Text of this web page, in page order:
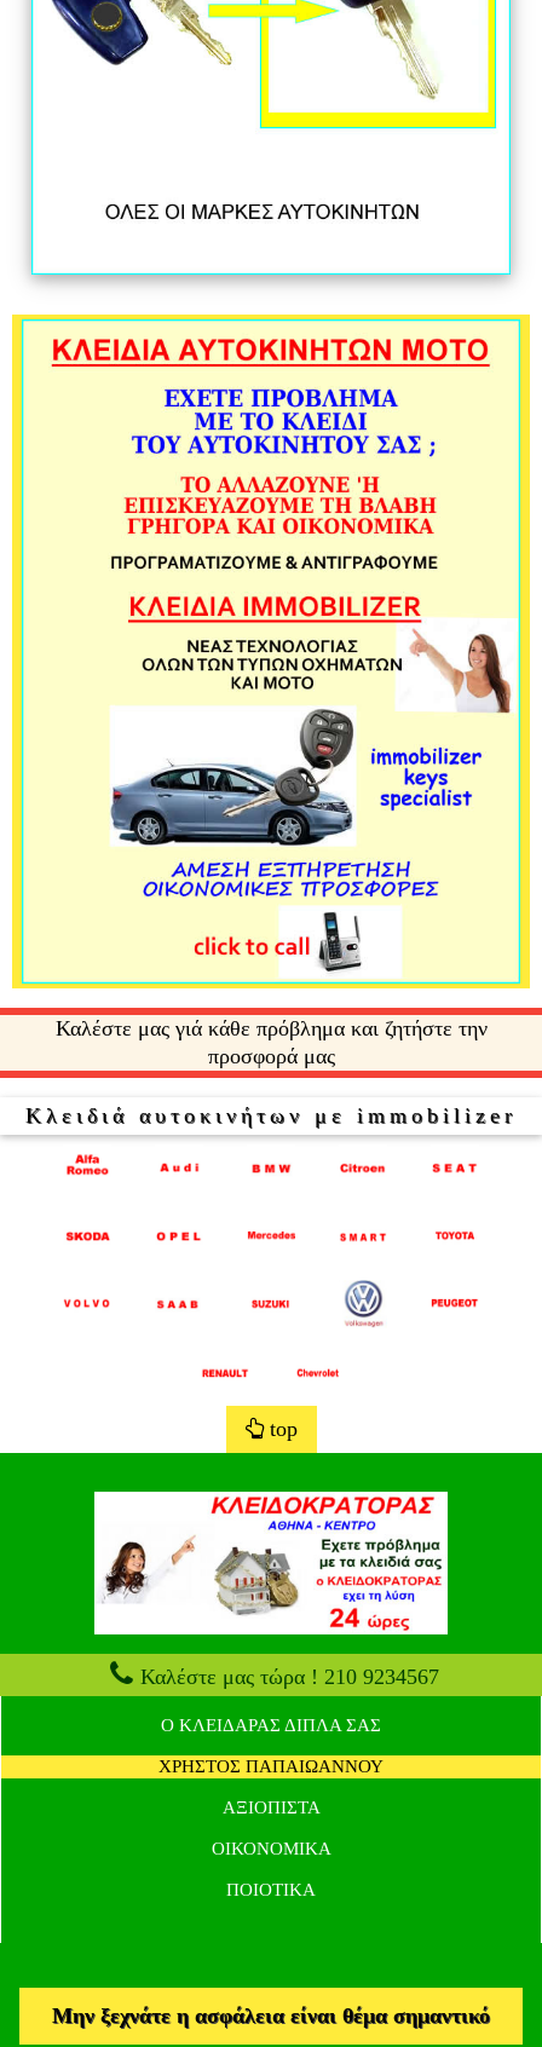
Καλέστε μας γιά κάθε πρόβλημα και ζητήστε την
προσφορά μας
Κλειδιά αυτοκινήτων με immobilizer
top
Καλέστε μας τώρα ! 210 9234567
Ο ΚΛΕΙΔΑΡΑΣ ΔΙΠΛΑ ΣΑΣ
ΧΡΗΣΤΟΣ ΠΑΠΑΙΩΑΝΝΟΥ
ΑΞΙΟΠΙΣΤΑ
ΟΙΚΟΝΟΜΙΚΑ
ΠΟΙΟΤΙΚΑ
Μην ξεχνάτε η ασφάλεια είναι θέμα σημαντικό